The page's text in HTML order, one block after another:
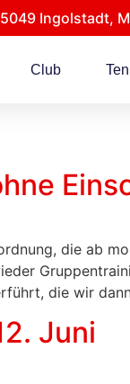
Ingolstadt,
Club
die ab
die wir
Juni